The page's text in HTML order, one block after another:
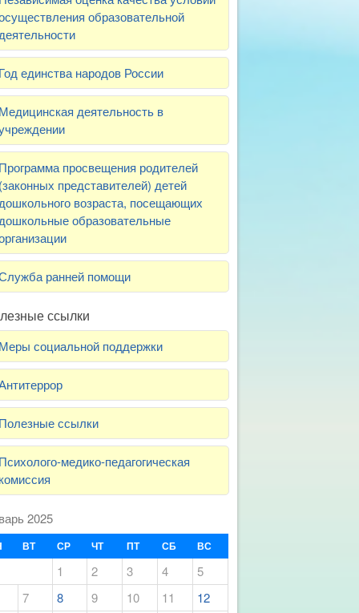
образовательной
единства народов России
деятельность в
просвещения родителей
представителей) детей
возраста, посещающих
образовательные
ранней помощи
ссылки
социальной поддержки
ссылки
медико-педагогическая
2025
ВТ СР ЧТ ПТ СБ ВС
1 2 3 4
5
7
8 9 10 11
12